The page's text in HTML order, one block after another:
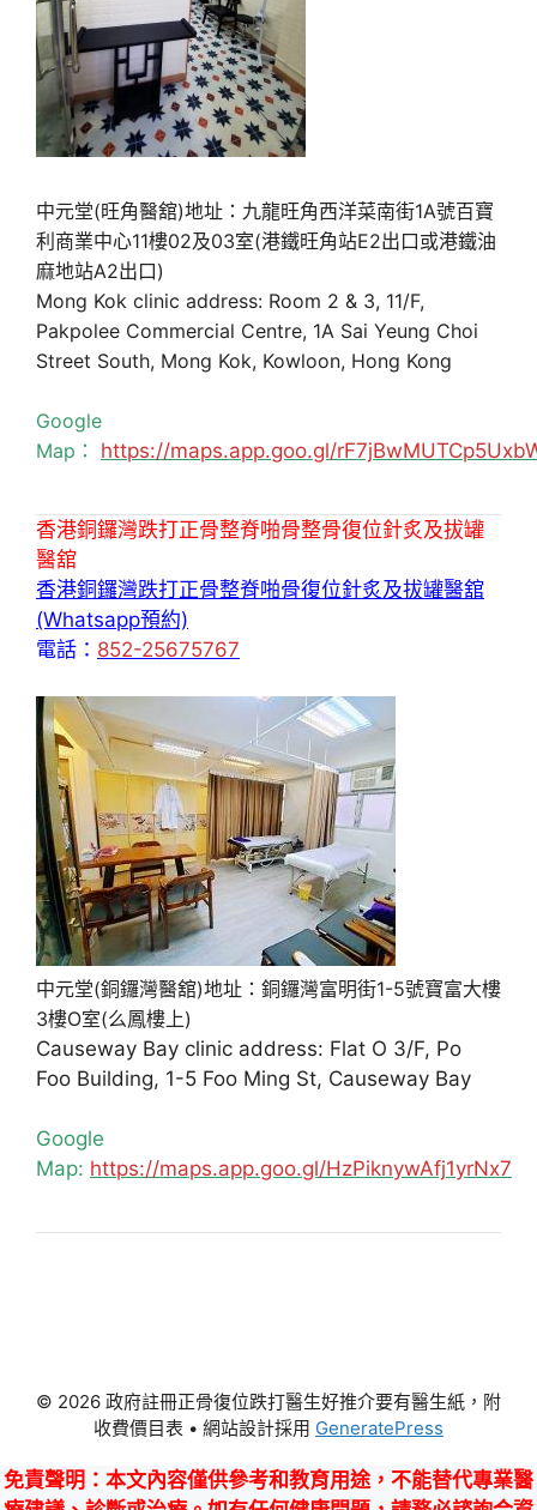
中元堂(旺角醫舘)地址：九龍旺角西洋菜南街1A號百寶
利商業中心11樓02及03室(港鐵旺角站E2出口或港鐵油
麻地站A2出口)
Mong Kok clinic address: Room 2 & 3, 11/F,
Pakpolee Commercial Centre, 1A Sai Yeung Choi
Street South, Mong Kok, Kowloon, Hong Kong
Google
Map： https://maps.app.goo.gl/
香港銅鑼灣跌打正骨整脊啪骨整骨復位針炙及拔罐
醫舘
香港銅鑼灣跌打正骨整脊啪骨復位針炙及拔罐醫舘
(Whatsapp預約)
電話： 852-25675767
中元堂(銅鑼灣醫舘)地址：銅鑼灣富明街1-5號寶富大樓
3樓O室(么鳳樓上)
Causeway Bay clinic address: Flat O 3/F, Po
Foo Building, 1-5 Foo Ming St, Causeway Bay
Google
Map: https://maps.app.goo.gl/HzPiknywAfj1yrNx7
© 2026 政府註冊正骨復位跌打醫生好推介要有醫生紙，附
收費價目表 • 網站設計採用 GeneratePress
免責聲明 ：本文內容僅供參考和教育用途，不能替代專業醫